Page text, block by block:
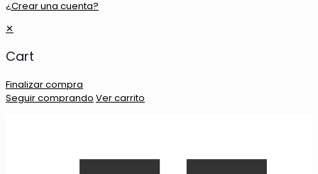
¿Crear una cuenta?
✕
Cart
Finalizar compra
Seguir comprando Ver carrito